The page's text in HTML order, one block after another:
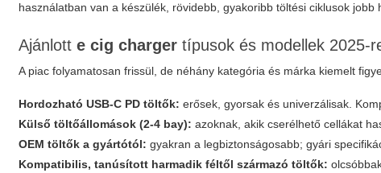
használatban van a készülék, rövidebb, gyakoribb töltési ciklusok
Ajánlotte cig charger típusok és modellek 2025-
A piac folyamatosan frissül, de néhány kategória és márka kiemelt
Hordozható USB-C PD töltők: erősek, gyorsak és univerzálisak.
Külső töltőállomások (2-4 bay): azoknak, akik cserélhető cellákat
OEM töltők a gyártótól: gyakran a legbiztonságosabb; gyári
Kompatibilis, tanúsított harmadik féltől származó töltők: